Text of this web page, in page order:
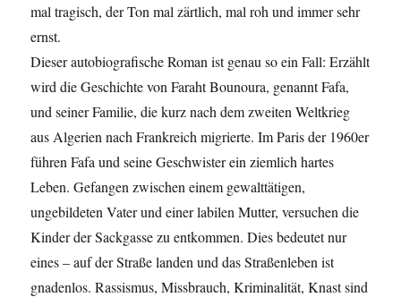
mal tragisch, der Ton mal zärtlich, mal roh und immer sehr
ernst.
Dieser autobiografische Roman ist genau so ein Fall: Erzählt
wird die Geschichte von Faraht Bounoura, genannt Fafa,
und seiner Familie, die kurz nach dem zweiten Weltkrieg
aus Algerien nach Frankreich migrierte. Im Paris der 1960er
führen Fafa und seine Geschwister ein ziemlich hartes
Leben. Gefangen zwischen einem gewalttätigen,
ungebildeten Vater und einer labilen Mutter, versuchen die
Kinder der Sackgasse zu entkommen. Dies bedeutet nur
eines – auf der Straße landen und das Straßenleben ist
gnadenlos. Rassismus, Missbrauch, Kriminalität, Knast sind